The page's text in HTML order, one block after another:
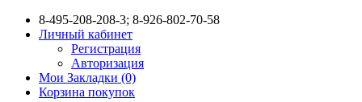
8-495-208-208-3; 8-926-802-70-58
Личный кабинет
Регистрация
Авторизация
Мои Закладки (0)
Корзина покупок